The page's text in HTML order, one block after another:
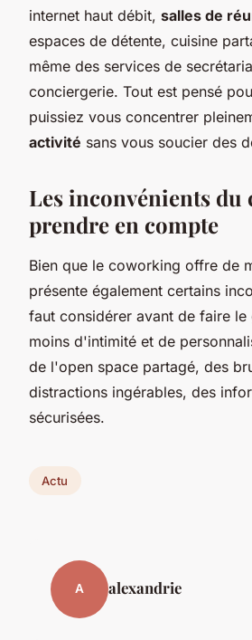
internet haut débit, salles de
espaces de détente, cuisine
même des services de
conciergerie. Tout est pensé
puissiez vous concentrer
activité sans vous soucier des
Les inconvénients du
prendre en compte
Bien que le coworking offre de
présente également certains
faut considérer avant de faire le
moins d'intimité et de
de l'open space partagé, des
distractions ingérables, des
sécurisées.
Actu
A alexandrie